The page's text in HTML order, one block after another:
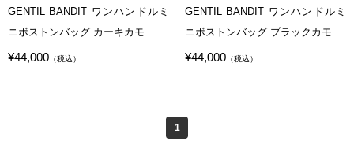
GENTIL BANDIT ワンハンドルミ
ニボストンバッグ カーキカモ
¥44,000 （税込）
GENTIL BANDIT ワンハンドルミ
ニボストンバッグ ブラックカモ
¥44,000 （税込）
1